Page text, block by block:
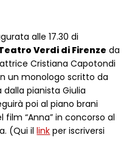
alle 17.30 di
Verdi di Firenze da
Cristiana Capotondi
un monologo scritto da
pianista Giulia
poi al piano brani
“Anna” in concorso al
(Qui illink per iscriversi